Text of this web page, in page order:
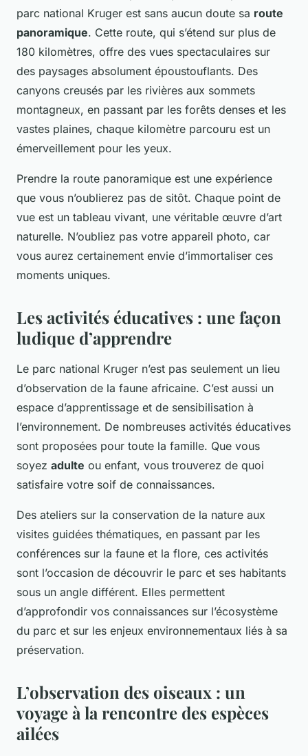
parc national Kruger est sans aucun doute sa route
panoramique. Cette route, qui s’étend sur plus de
180 kilomètres, offre des vues spectaculaires sur
des paysages absolument époustouflants. Des
canyons creusés par les rivières aux sommets
montagneux, en passant par les forêts denses et les
vastes plaines, chaque kilomètre parcouru est un
émerveillement pour les yeux.
Prendre la route panoramique est une expérience
que vous n’oublierez pas de sitôt. Chaque point de
vue est un tableau vivant, une véritable œuvre d’art
naturelle. N’oubliez pas votre appareil photo, car
vous aurez certainement envie d’immortaliser ces
moments uniques.
Les activités éducatives : une façon
ludique d’apprendre
Le parc national Kruger n’est pas seulement un lieu
d’observation de la faune africaine. C’est aussi un
espace d’apprentissage et de sensibilisation à
l’environnement. De nombreuses activités éducatives
sont proposées pour toute la famille. Que vous
soyez adulte ou enfant, vous trouverez de quoi
satisfaire votre soif de connaissances.
Des ateliers sur la conservation de la nature aux
visites guidées thématiques, en passant par les
conférences sur la faune et la flore, ces activités
sont l’occasion de découvrir le parc et ses habitants
sous un angle différent. Elles permettent
d’approfondir vos connaissances sur l’écosystème
du parc et sur les enjeux environnementaux liés à sa
préservation.
L’observation des oiseaux : un
voyage à la rencontre des espèces
ailées